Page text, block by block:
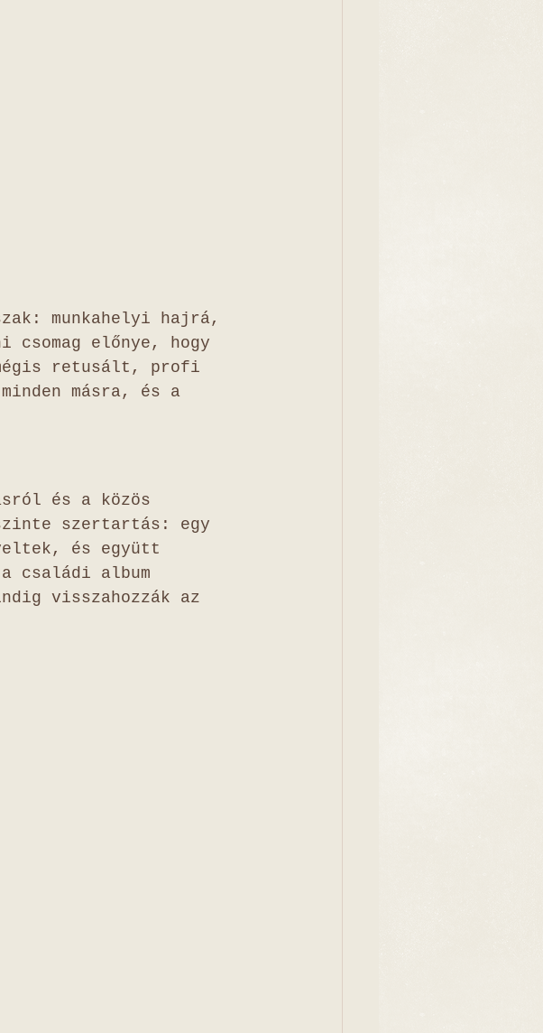
munkahelyi hajrá,
csomag előnye, hogy
retusált, profi
másra, és a
és a közös
szertartás: egy
és együtt
családi album
visszahozzák az